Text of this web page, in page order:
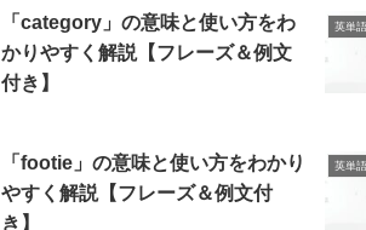
「category」の意味と使い方をわ
かりやすく解説【フレーズ＆例文
付き】
「footie」の意味と使い方をわかり
やすく解説【フレーズ＆例文付
き】